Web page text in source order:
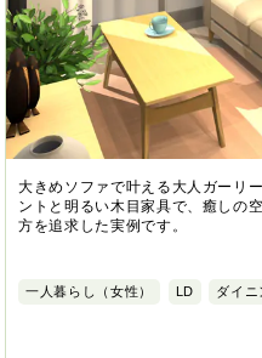
大きめソファで叶える大人ガーリ
ントと明るい木目家具で、癒しの
方を追求した実例です。
一人暮らし（女性） LD ダイニ